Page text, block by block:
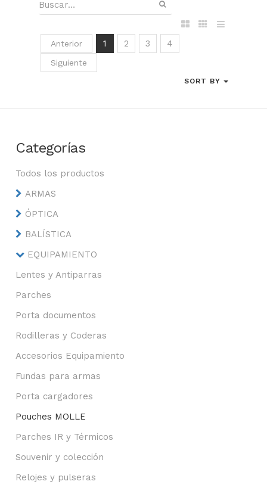
Anterior 1 2 3 4
Siguiente
SORT BY
Categorías
Todos los productos
ARMAS
ÓPTICA
BALÍSTICA
EQUIPAMIENTO
Lentes y Antiparras
Parches
Porta documentos
Rodilleras y Coderas
Accesorios Equipamiento
Fundas para armas
Porta cargadores
Pouches MOLLE
Parches IR y Térmicos
Souvenir y colección
Relojes y pulseras